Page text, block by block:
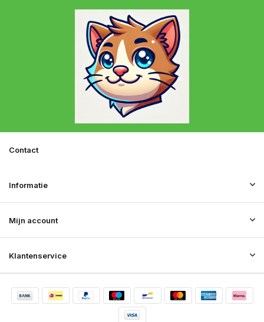
Klantenservice
Mijn account
Informatie
Contact